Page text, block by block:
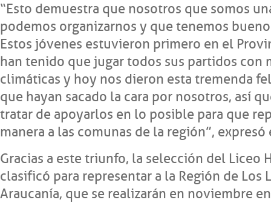
“Esto demuestra que nosotros que somos
podemos organizarnos y que tenemos
Estos jóvenes estuvieron primero en el
han tenido que jugar todos sus partidos con
climáticas y hoy nos dieron esta tremenda
que hayan sacado la cara por nosotros, así
tratar de apoyarlos en lo posible para que
manera a las comunas de la región”,
Gracias a este triunfo, la selección del Liceo
clasificó para representar a la Región de Los
Araucanía, que se realizarán en noviembre